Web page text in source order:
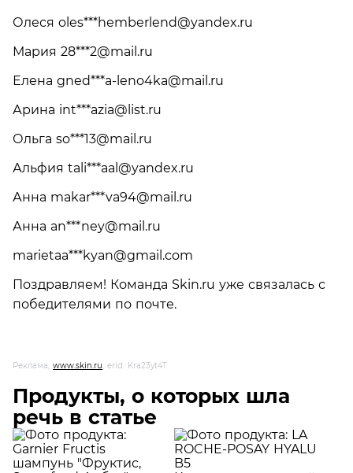
Олеся oles***hemberlend@yandex.ru
Мария 28***2@mail.ru
Елена gned***a-leno4ka@mail.ru
Арина int***azia@list.ru
Ольга so***13@mail.ru
Альфия tali***aal@yandex.ru
Анна makar***va94@mail.ru
Анна an***ney@mail.ru
marietaa***kyan@gmail.com
Поздравляем! Команда Skin.ru уже связалась с
победителями по почте.
Реклама, www.skin.ru, erid: Kra23yt4T
Продукты, о которых шла
речь в статье